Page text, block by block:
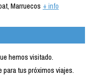
Marruecos + info
hemos visitado.
para tus próximos viajes.